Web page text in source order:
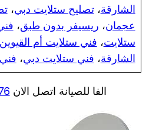
الشارقة،تصليح ستلايت دبي،
عجمان، ريسيفر بدون طبق،
ستلايت، فني ستلايت أم القيوين
الشارقة، فني ستلايت دبي،
الفا للصيانة اتصل الان